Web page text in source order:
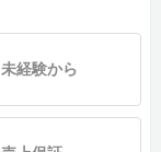
未経験から